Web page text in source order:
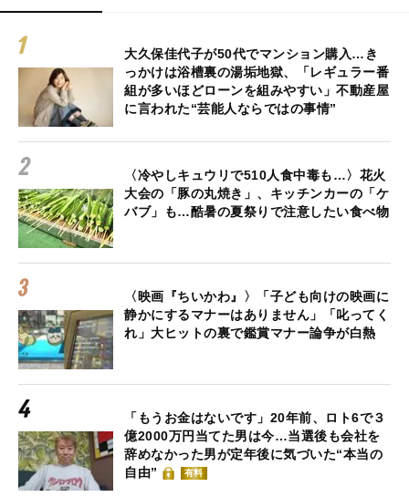
大久保佳代子が50代でマンション購入…き
っかけは浴槽裏の湯垢地獄、「レギュラー番
組が多いほどローンを組みやすい」不動産屋
に言われた“芸能人ならではの事情”
〈冷やしキュウリで510人食中毒も…〉花火
大会の「豚の丸焼き」、キッチンカーの「ケ
バブ」も…酷暑の夏祭りで注意したい食べ物
〈映画『ちいかわ』〉「子ども向けの映画に
静かにするマナーはありません」「叱ってく
れ」大ヒットの裏で鑑賞マナー論争が白熱
「もうお金はないです」20年前、ロト6で３
億2000万円当てた男は今…当選後も会社を
辞めなかった男が定年後に気づいた“本当の
自由”
有料